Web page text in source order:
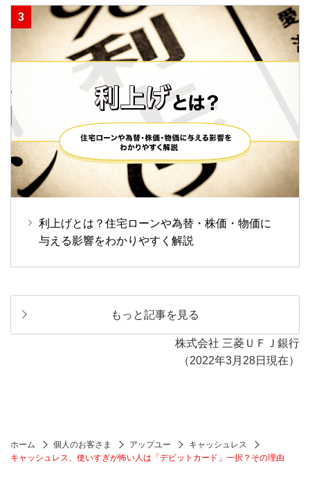
利上げとは？住宅ローンや為替・株価・物価に
与える影響をわかりやすく解説
もっと記事を見る
株式会社 三菱ＵＦＪ銀行
（2022年3月28日現在）
ホーム 個人のお客さま アップユー
キャッシュレス
キャッシュレス、使いすぎが怖い人は「デビットカード」一択？その理由